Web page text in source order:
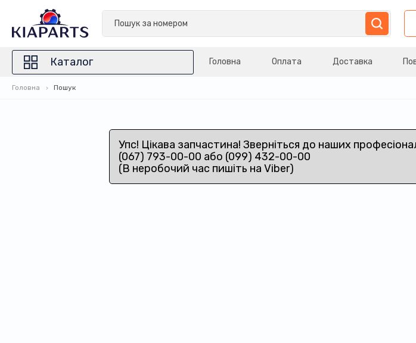
Каталог Головна Оплата Доставка
Головна Пошук
Упс! Цікава запчастина! Зверніться до наших
(067) 793-00-00 або (099) 432-00-00
(В неробочий час пишіть на Viber)